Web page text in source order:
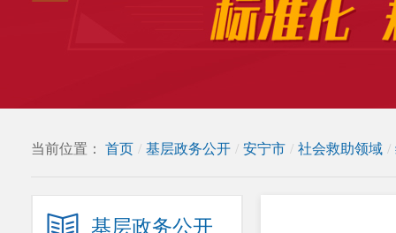
当前位置： 首页 / 基层政务公开 / 安宁市 / 社会救助领域 /
基层政务公开